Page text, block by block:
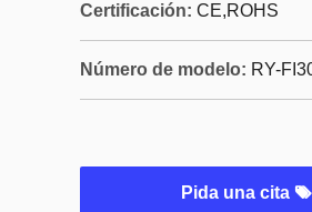
Certificación: CE,ROHS
Número de modelo: RY-
Pida una cita